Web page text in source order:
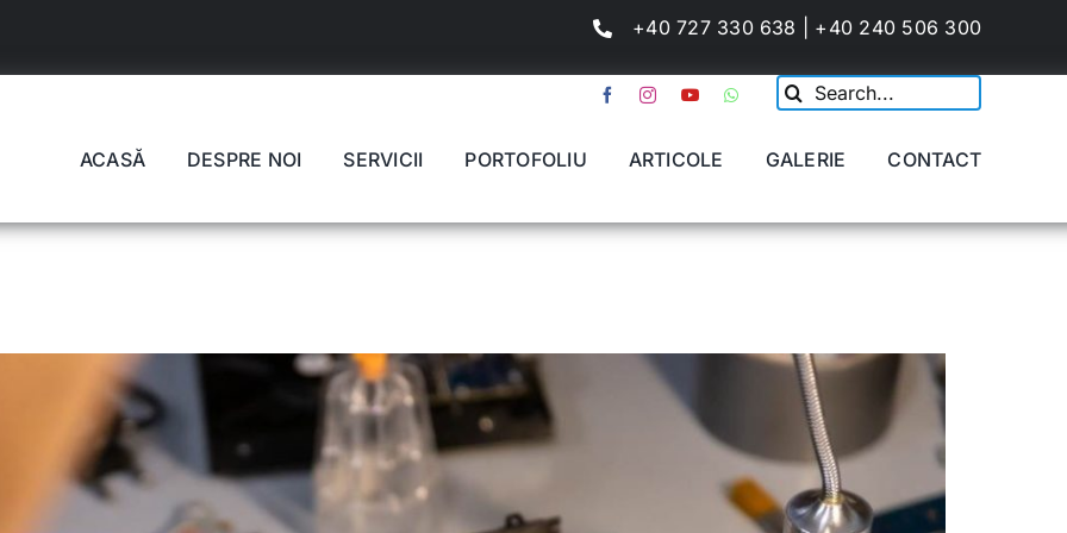
+40 727 330 638 | +40 240 506 300
Cautare...
ACASĂ DESPRE NOI SERVICII PORTOFOLIU ARTICOLE GALERIE CONTACT